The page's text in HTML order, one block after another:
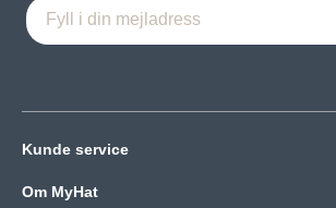
Kunde service
Om MyHat